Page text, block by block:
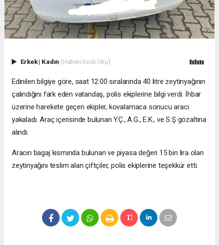
Erkek| Kadın (Haberi Sesli Oku)
Edinilen bilgiye göre, saat 12.00 sıralarında 40 litre zeytinyağının
çalındığını fark eden vatandaş, polis ekiplerine bilgi verdi. İhbar
üzerine harekete geçen ekipler, kovalamaca sonucu aracı
yakaladı. Araç içerisinde bulunan Y.Ç., A.G., E.K., ve S.Ş gözaltına
alındı.
Aracın bagaj kısmında bulunan ve piyasa değeri 15 bin lira olan
zeytinyağını teslim alan çiftçiler, polis ekiplerine teşekkür etti.